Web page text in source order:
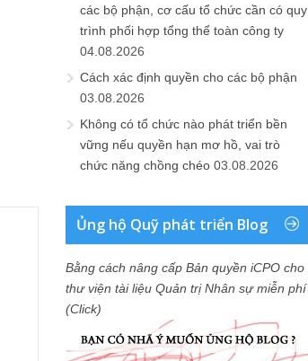
các bộ phận, cơ cấu tổ chức cần có quy
trình phối hợp tổng thể toàn công ty
04.08.2026
Cách xác định quyền cho các bộ phận
03.08.2026
Không có tổ chức nào phát triển bền
vững nếu quyền hạn mơ hồ, vai trò
chức năng chồng chéo 03.08.2026
Ủng hộ Quỹ phát triển Blog
Bằng cách nâng cấp Bản quyền iCPO cho
thư viện tài liệu Quản trị Nhân sự miễn phí
(Click)